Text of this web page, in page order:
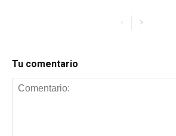
Tu comentario